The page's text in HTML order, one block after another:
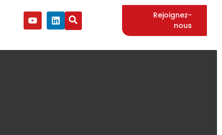
Rejoignez-
nous